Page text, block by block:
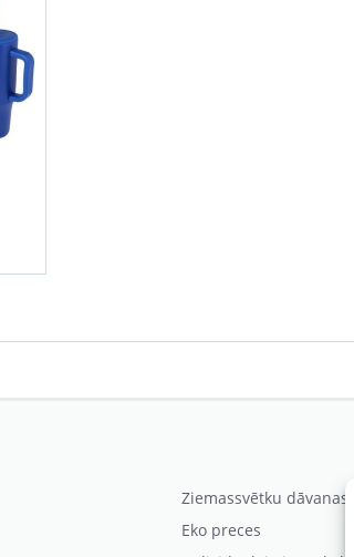
Ziemassvētku dāvanas
Eko preces